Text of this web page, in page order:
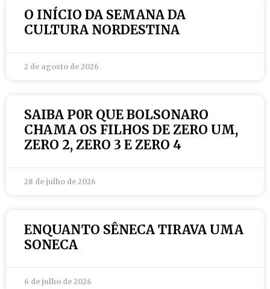
O INÍCIO DA SEMANA DA
CULTURA NORDESTINA
2 de agosto de 2026
SAIBA P0R QUE BOLSONARO
CHAMA OS FILHOS DE ZERO UM,
ZERO 2, ZERO 3 E ZERO 4
28 de julho de 2026
ENQUANTO SÊNECA TIRAVA UMA
SONECA
6 de julho de 2026